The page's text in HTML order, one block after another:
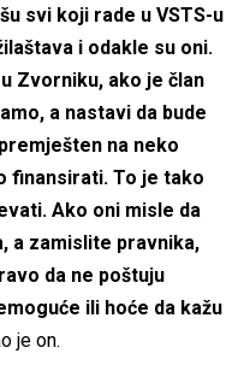
svi koji rade u VSTS-u
i odakle su oni.
Zvorniku, ako je član
a nastavi da bude
na neko
finansirati. To je tako
Ako oni misle da
a zamislite pravnika,
da ne poštuju
ili hoće da kažu
je on.